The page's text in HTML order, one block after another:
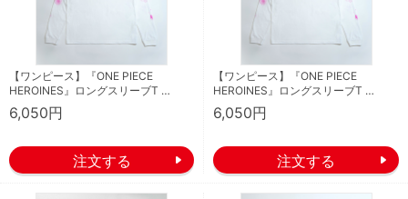
【ワンピース】『ONE PIECE
HEROINES』ロングスリーブT …
6,050円
【ワンピース】『ONE PIECE
HEROINES』ロングスリーブT …
6,050円